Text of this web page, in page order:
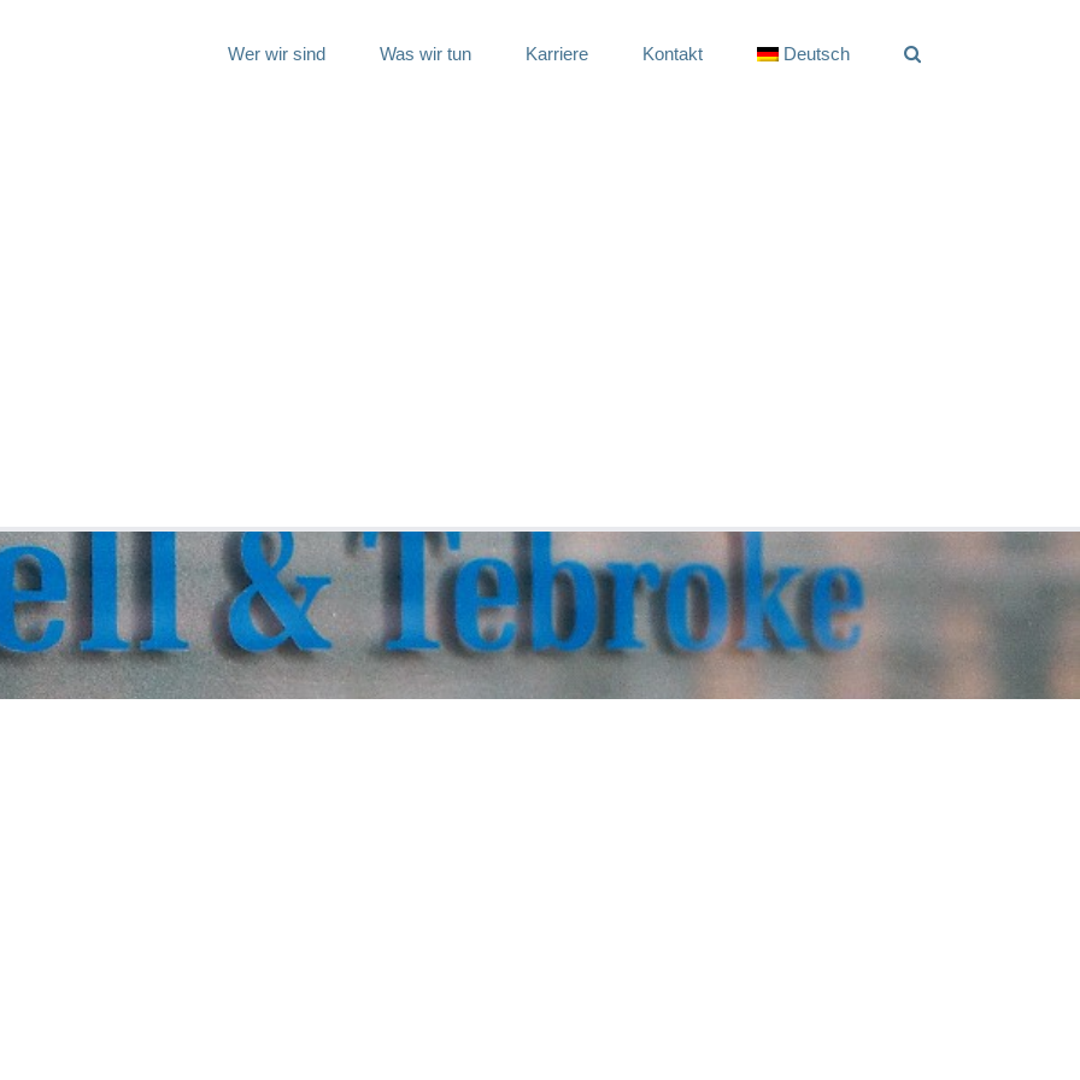
Wer wir sind Was wir tun Karriere Kontakt Deutsch